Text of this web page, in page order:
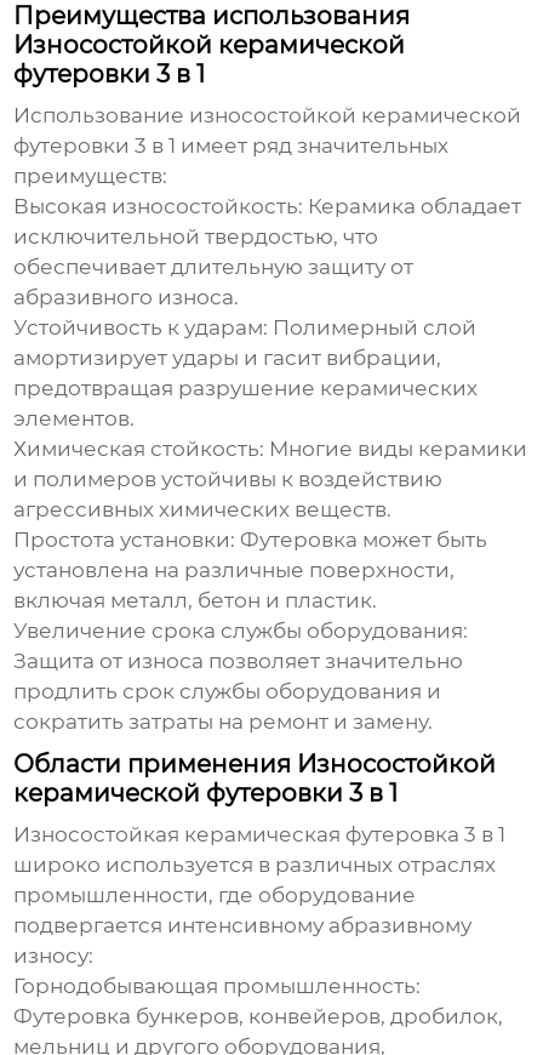
Преимущества использования
Износостойкой керамической
футеровки 3 в 1
Использование износостойкой керамической
футеровки 3 в 1 имеет ряд значительных
преимуществ:
Высокая износостойкость: Керамика обладает
исключительной твердостью, что
обеспечивает длительную защиту от
абразивного износа.
Устойчивость к ударам: Полимерный слой
амортизирует удары и гасит вибрации,
предотвращая разрушение керамических
элементов.
Химическая стойкость: Многие виды керамики
и полимеров устойчивы к воздействию
агрессивных химических веществ.
Простота установки: Футеровка может быть
установлена на различные поверхности,
включая металл, бетон и пластик.
Увеличение срока службы оборудования:
Защита от износа позволяет значительно
продлить срок службы оборудования и
сократить затраты на ремонт и замену.
Области применения Износостойкой
керамической футеровки 3 в 1
Износостойкая керамическая футеровка 3 в 1
широко используется в различных отраслях
промышленности, где оборудование
подвергается интенсивному абразивному
износу:
Горнодобывающая промышленность:
Футеровка бункеров, конвейеров, дробилок,
мельниц и другого оборудования,